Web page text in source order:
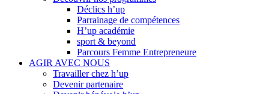
Déclics h’up
Parrainage de compétences
H’up académie
sport & beyond
Parcours Femme Entrepreneure
AGIR AVEC NOUS
Travailler chez h’up
Devenir partenaire